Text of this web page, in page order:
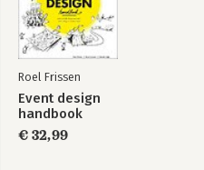
Roel Frissen
Event design
handbook
€ 32,99